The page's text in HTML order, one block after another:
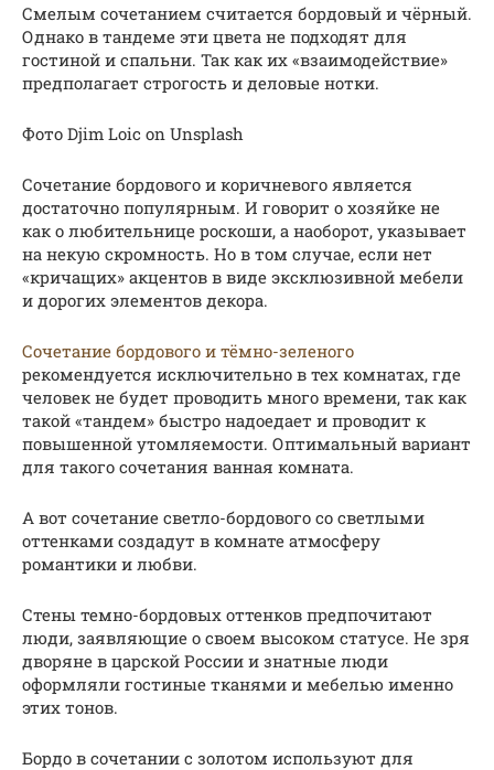
Смелым сочетанием считается бордовый и чёрный.
Однако в тандеме эти цвета не подходят для
гостиной и спальни. Так как их «взаимодействие»
предполагает строгость и деловые нотки.
Фото Djim Loic on Unsplash
Сочетание бордового и коричневого является
достаточно популярным. И говорит о хозяйке не
как о любительнице роскоши, а наоборот, указывает
на некую скромность. Но в том случае, если нет
«кричащих» акцентов в виде эксклюзивной мебели
и дорогих элементов декора.
Сочетание бордового и тёмно-зеленого
рекомендуется исключительно в тех комнатах, где
человек не будет проводить много времени, так как
такой «тандем» быстро надоедает и проводит к
повышенной утомляемости. Оптимальный вариант
для такого сочетания ванная комната.
А вот сочетание светло-бордового со светлыми
оттенками создадут в комнате атмосферу
романтики и любви.
Стены темно-бордовых оттенков предпочитают
люди, заявляющие о своем высоком статусе. Не зря
дворяне в царской России и знатные люди
оформляли гостиные тканями и мебелью именно
этих тонов.
Бордо в сочетании с золотом используют для